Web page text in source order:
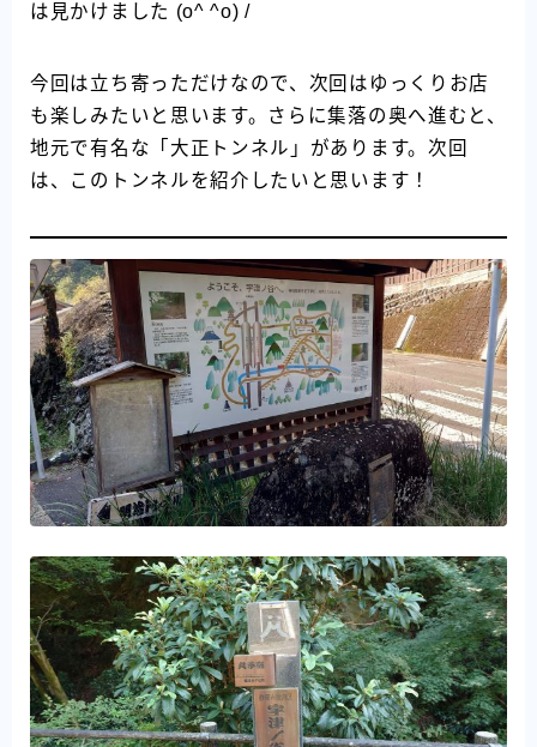
は見かけました (o^ ^o) /
今回は立ち寄っただけなので、次回はゆっくりお店
も楽しみたいと思います。さらに集落の奥へ進むと、
地元で有名な「大正トンネル」があります。次回
は、このトンネルを紹介したいと思います！